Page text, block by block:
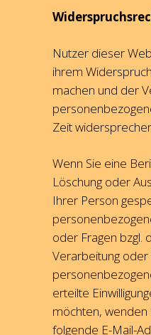
Nutzer dieser
ihrem
machen und der
Zeit
Wenn Sie eine
Löschung oder
Ihrer Person
oder Fragen bzgl.
Verarbeitung
erteilte
möchten, wenden
folgende E-Mail-